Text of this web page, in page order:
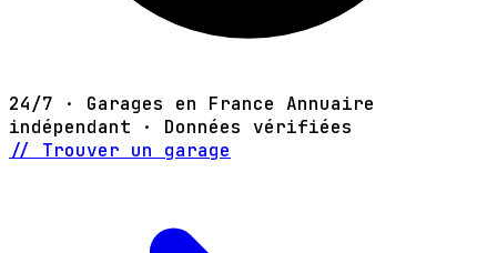
24/7 · Garages en France Annuaire
indépendant · Données vérifiées
// Trouver un garage